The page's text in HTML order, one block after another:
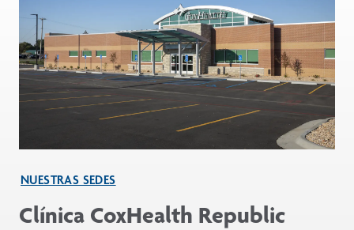
NUESTRAS SEDES
Clínica CoxHealth Republic